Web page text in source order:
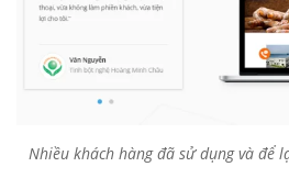
Nhiều khách hàng đã sử dụng và để